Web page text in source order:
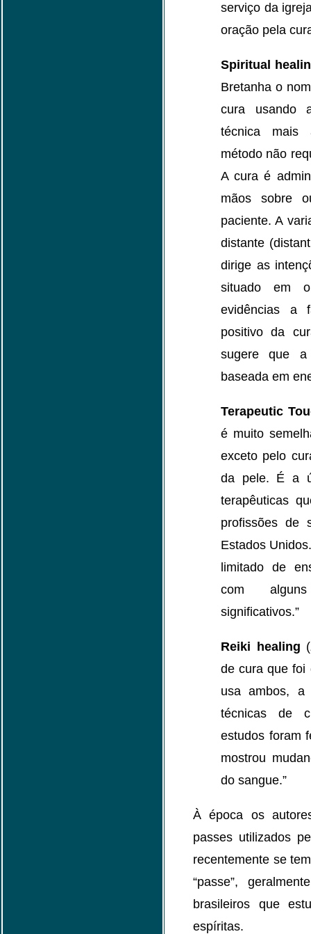
serviço da
oração pela
Spiritual
Bretanha o
cura usando
técnica mais
método não
A cura é
mãos sobre
paciente. A
distante
dirige as
situado em
evidências a
positivo da
sugere que
baseada em
Terapeutic
é muito
exceto pelo
da pele. É a
terapêuticas
profissões de
Estados
limitado de
com
significativos.”
Reiki healing (
de cura que foi
usa ambos,
técnicas de
estudos foram
mostrou
do sangue.”
À época os
passes utilizados
recentemente se
“passe”,
brasileiros que
espíritas.